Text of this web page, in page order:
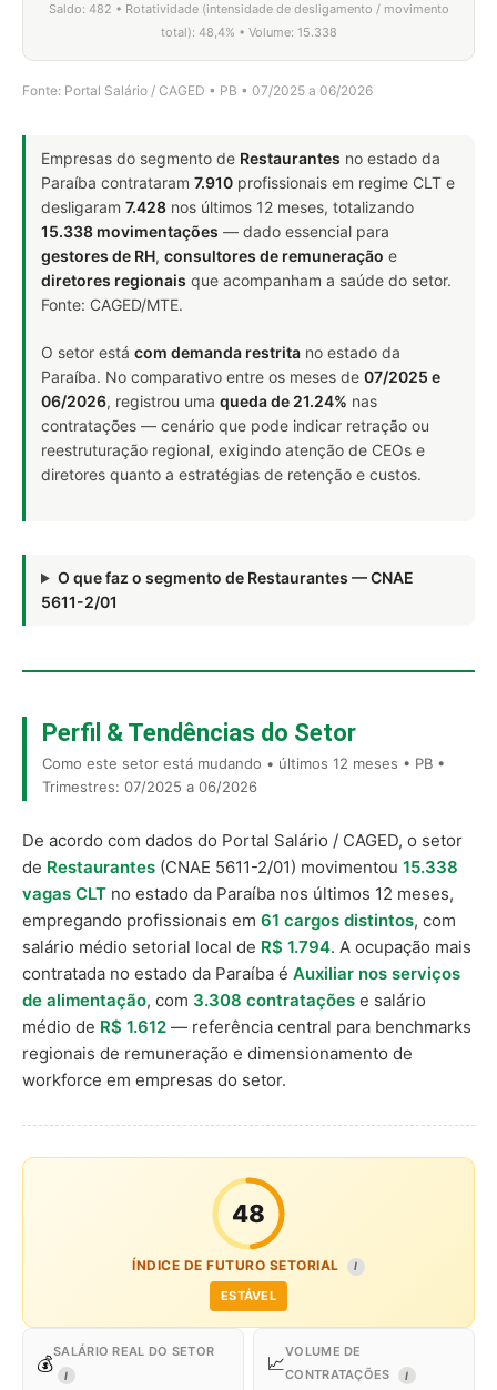
Saldo: 482 • Rotatividade (intensidade de desligamento / movimento
total): 48,4% • Volume: 15.338
Fonte: Portal Salário / CAGED • PB • 07/2025 a 06/2026
Empresas do segmento de Restaurantes no estado da
Paraíba contrataram 7.910 profissionais em regime CLT e
desligaram 7.428 nos últimos 12 meses, totalizando
15.338 movimentações — dado essencial para
gestores de RH, consultores de remuneração e
diretores regionais que acompanham a saúde do setor.
Fonte: CAGED/MTE.
O setor está com demanda restrita no estado da
Paraíba. No comparativo entre os meses de 07/2025 e
06/2026, registrou uma queda de 21.24% nas
contratações — cenário que pode indicar retração ou
reestruturação regional, exigindo atenção de CEOs e
diretores quanto a estratégias de retenção e custos.
O que faz o segmento de Restaurantes — CNAE
5611-2/01
Perfil & Tendências do Setor
Como este setor está mudando • últimos 12 meses • PB •
Trimestres: 07/2025 a 06/2026
De acordo com dados do Portal Salário / CAGED, o setor
de Restaurantes (CNAE 5611-2/01) movimentou 15.338
vagas CLT no estado da Paraíba nos últimos 12 meses,
empregando profissionais em 61 cargos distintos, com
salário médio setorial local de R$ 1.794. A ocupação mais
contratada no estado da Paraíba é Auxiliar nos serviços
de alimentação, com 3.308 contratações e salário
médio de R$ 1.612 — referência central para benchmarks
regionais de remuneração e dimensionamento de
workforce em empresas do setor.
48
ÍNDICE DE FUTURO SETORIAL I
ESTÁVEL
💰
SALÁRIO REAL DO SETOR
I
📈
VOLUME DE
CONTRATAÇÕES
I